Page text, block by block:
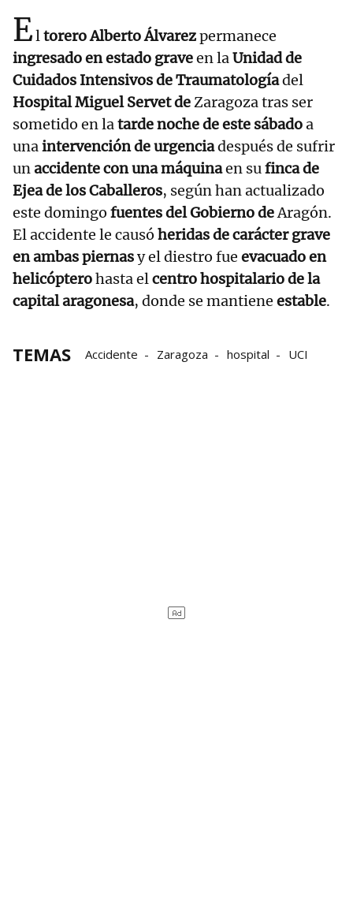
Eltorero Alberto Álvarezpermanece
ingresado en estado graveen laUnidad de
Cuidados Intensivos de Traumatologíadel
Hospital Miguel Servet deZaragoza tras ser
sometido en latarde noche de este sábadoa
unaintervención de urgenciadespués de sufrir
unaccidente con una máquinaen sufinca de
Ejea de los Caballeros, según han actualizado
este domingo fuentes del Gobierno deAragón.
El accidente le causó heridas de carácter grave
en ambas piernasy el diestro fue evacuado en
helicópterohasta elcentro hospitalario de la
capital aragonesa, donde se mantiene estable.
TEMAS Accidente Zaragoza hospital UCI